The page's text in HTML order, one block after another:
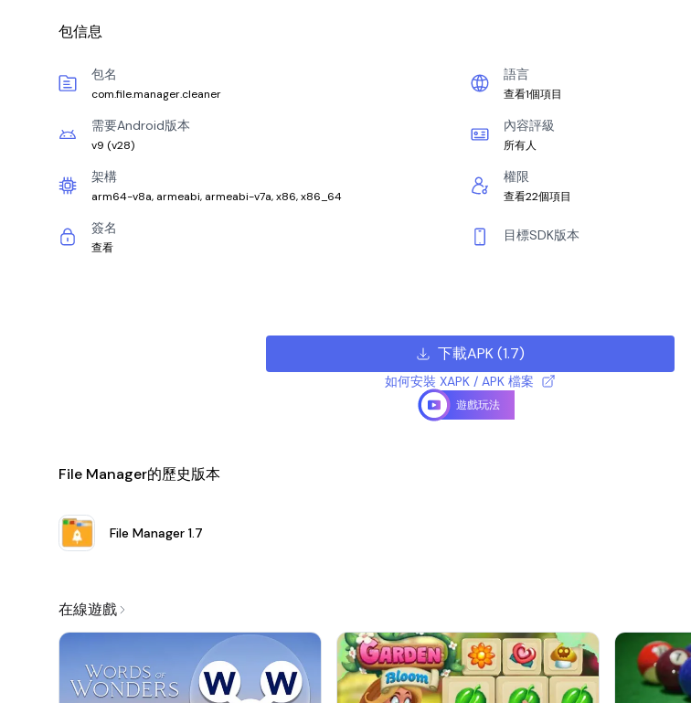
包信息
包名
com.file.manager.cleaner
語言
查看1個項目
需要Android版本
v9 (v28)
內容評級
所有人
架構
arm64-v8a, armeabi, armeabi-v7a, x86, x86_64
權限
查看22個項目
簽名
查看
目標SDK版本
下載APK(1.7)
如何安裝 XAPK / APK 檔案
遊戲玩法
File Manager的歷史版本
File Manager 1.7
在線遊戲